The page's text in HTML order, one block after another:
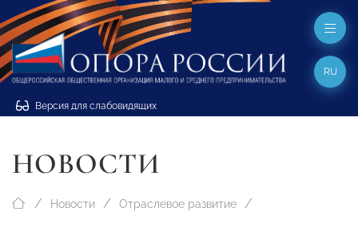
Версия для слабовидящих
RU
НОВОСТИ
Новости Отраслевое развитие